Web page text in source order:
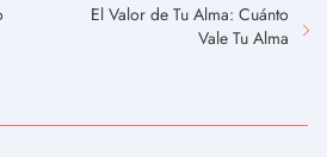
El Valor de Tu Alma: Cuánto
Vale Tu Alma